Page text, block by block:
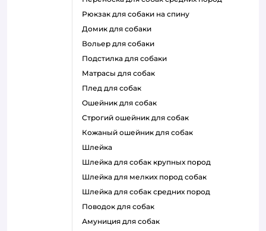
рюкзак для собаки на спину
домик для собаки
вольер для собаки
подстилка для собаки
матрасы для собак
плед для собак
ошейник для собак
строгий ошейник для собак
кожаный ошейник для собак
шлейка
шлейка для собак крупных пород
шлейка для мелких пород собак
шлейка для собак средних пород
поводок для собак
амуниция для собак